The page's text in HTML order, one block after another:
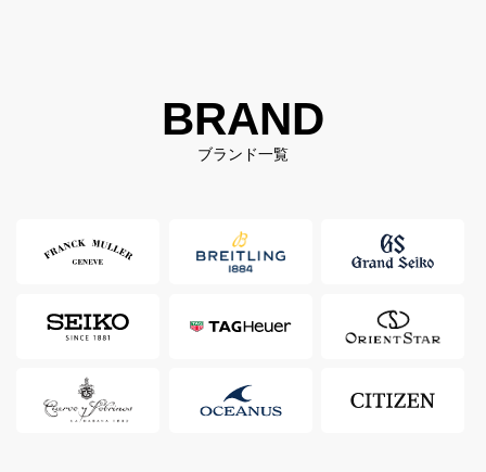
BRAND
ブランド一覧